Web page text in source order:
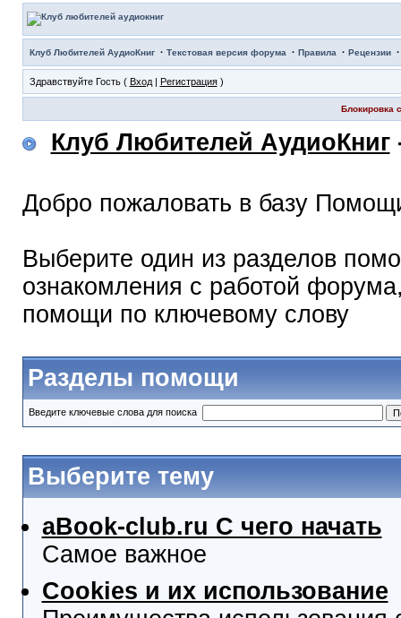
Клуб Любителей АудиоКниг· Текстовая версия форума · Правила · Рецензии
Здравствуйте Гость ( Вход| Регистрация)
Блокировка
Клуб Любителей АудиоКниг
Добро пожаловать в базу
Выберите один из разделов
ознакомления с работой
помощи по ключевому слову
Разделы помощи
Введите ключевые слова для поиска
Выберите тему
aBook-club.ru C чего начать
Самое важное
Cookies и их использование